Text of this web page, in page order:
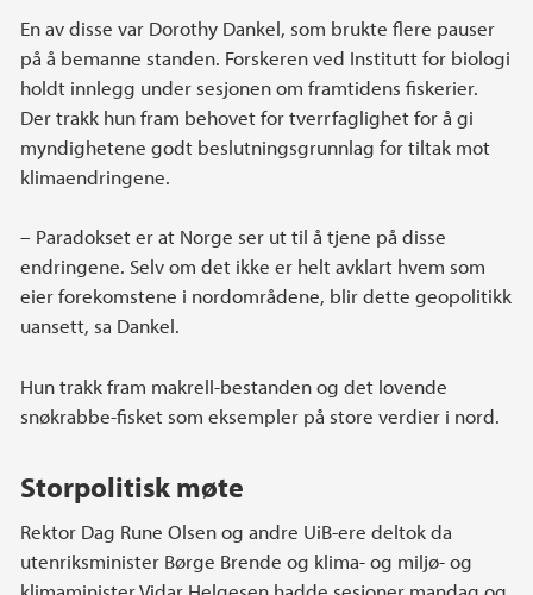
En av disse var Dorothy Dankel, som brukte flere pauser
på å bemanne standen. Forskeren ved Institutt for biologi
holdt innlegg under sesjonen om framtidens fiskerier.
Der trakk hun fram behovet for tverrfaglighet for å gi
myndighetene godt beslutningsgrunnlag for tiltak mot
klimaendringene.
– Paradokset er at Norge ser ut til å tjene på disse
endringene. Selv om det ikke er helt avklart hvem som
eier forekomstene i nordområdene, blir dette geopolitikk
uansett, sa Dankel.
Hun trakk fram makrell-bestanden og det lovende
snøkrabbe-fisket som eksempler på store verdier i nord.
Storpolitisk møte
Rektor Dag Rune Olsen og andre UiB-ere deltok da
utenriksminister Børge Brende og klima- og miljø- og